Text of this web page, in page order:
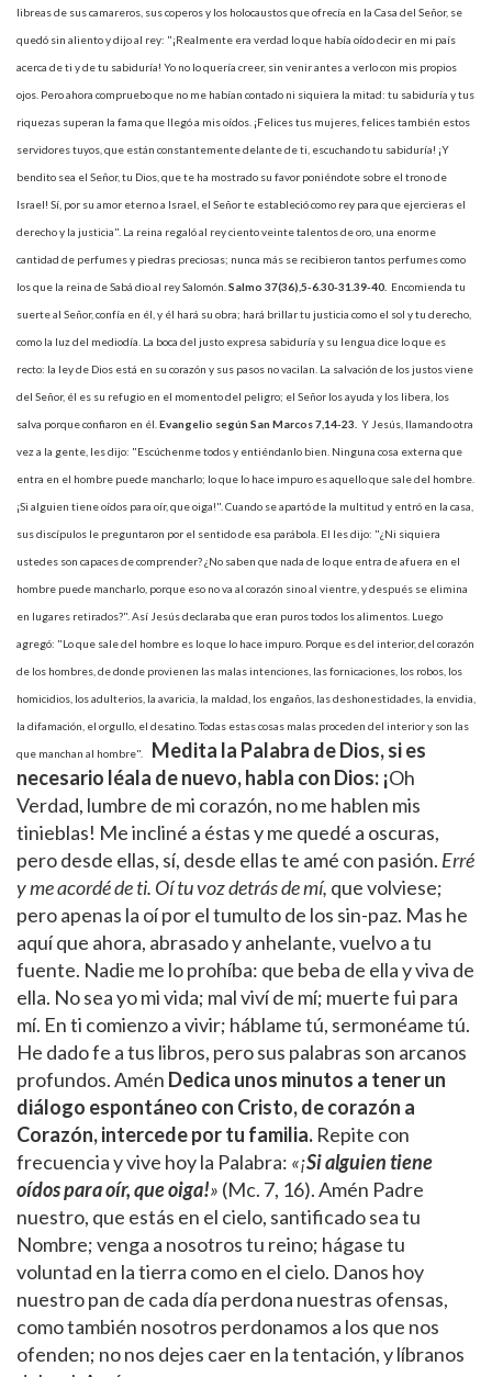
libreas de sus camareros, sus coperos y los holocaustos que ofrecía en la Casa del Señor, se
quedó sin aliento y dijo al rey: "¡Realmente era verdad lo que había oído decir en mi país
acerca de ti y de tu sabiduría! Yo no lo quería creer, sin venir antes a verlo con mis propios
ojos. Pero ahora compruebo que no me habían contado ni siquiera la mitad: tu sabiduría y tus
riquezas superan la fama que llegó a mis oídos. ¡Felices tus mujeres, felices también estos
servidores tuyos, que están constantemente delante de ti, escuchando tu sabiduría! ¡Y
bendito sea el Señor, tu Dios, que te ha mostrado su favor poniéndote sobre el trono de
Israel! Sí, por su amor eterno a Israel, el Señor te estableció como rey para que ejercieras el
derecho y la justicia". La reina regaló al rey ciento veinte talentos de oro, una enorme
cantidad de perfumes y piedras preciosas; nunca más se recibieron tantos perfumes como
los que la reina de Sabá dio al rey Salomón. Salmo 37(36),5-6.30-31.39-40. Encomienda tu
suerte al Señor, confía en él, y él hará su obra; hará brillar tu justicia como el sol y tu derecho,
como la luz del mediodía. La boca del justo expresa sabiduría y su lengua dice lo que es
recto: la ley de Dios está en su corazón y sus pasos no vacilan. La salvación de los justos viene
del Señor, él es su refugio en el momento del peligro; el Señor los ayuda y los libera, los
salva porque confiaron en él. Evangelio según San Marcos7,14-23. Y Jesús, llamando otra
vez a la gente, les dijo: "Escúchenme todos y entiéndanlo bien. Ninguna cosa externa que
entra en el hombre puede mancharlo; lo que lo hace impuro es aquello que sale del hombre.
¡Si alguien tiene oídos para oír, que oiga!". Cuando se apartó de la multitud y entró en la casa,
sus discípulos le preguntaron por el sentido de esa parábola. El les dijo: "¿Ni siquiera
ustedes son capaces de comprender? ¿No saben que nada de lo que entra de afuera en el
hombre puede mancharlo, porque eso no va al corazón sino al vientre, y después se elimina
en lugares retirados?". Así Jesús declaraba que eran puros todos los alimentos. Luego
agregó: "Lo que sale del hombre es lo que lo hace impuro. Porque es del interior, del corazón
de los hombres, de donde provienen las malas intenciones, las fornicaciones, los robos, los
homicidios, los adulterios, la avaricia, la maldad, los engaños, las deshonestidades, la envidia,
la difamación, el orgullo, el desatino. Todas estas cosas malas proceden del interior y son las
que manchan al hombre".
Medita la Palabra de Dios, si es
necesario léala de nuevo, habla con Dios: ¡Oh
Verdad, lumbre de mi corazón, no me hablen mis
tinieblas! Me incliné a éstas y me quedé a oscuras,
pero desde ellas, sí, desde ellas te amé con pasión. Erré
y me acordé de ti. Oí tu voz detrás de mí, que volviese;
pero apenas la oí por el tumulto de los sin-paz. Mas he
aquí que ahora, abrasado y anhelante, vuelvo a tu
fuente. Nadie me lo prohíba: que beba de ella y viva de
ella. No sea yo mi vida; mal viví de mí; muerte fui para
mí. En ti comienzo a vivir; háblame tú, sermonéame tú.
He dado fe a tus libros, pero sus palabras son arcanos
profundos. Amén Dedica unos minutos a tener un
diálogo espontáneo con Cristo, de corazón a
Corazón, intercede por tu familia. Repite con
frecuencia y vive hoy la Palabra: «¡Si alguien tiene
oídos para oír, que oiga!» (Mc. 7, 16). Amén Padre
nuestro, que estás en el cielo, santificado sea tu
Nombre; venga a nosotros tu reino; hágase tu
voluntad en la tierra como en el cielo. Danos hoy
nuestro pan de cada día perdona nuestras ofensas,
como también nosotros perdonamos a los que nos
ofenden; no nos dejes caer en la tentación, y líbranos